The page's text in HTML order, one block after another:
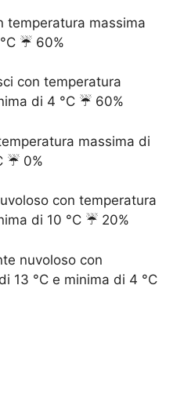
temperatura massima
☔️ 60%
con temperatura
di 4 °C ☔️ 60%
massima di
☔️ 0%
con temperatura
di 10 °C ☔️ 20%
nuvoloso con
13 °C e minima di 4 °C